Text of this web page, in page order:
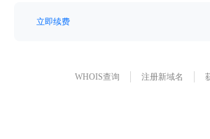
立即续费
WHOIS查询 注册新域名